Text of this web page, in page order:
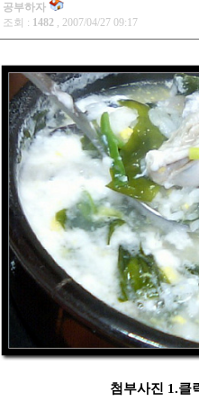
공부하자
조회 : 1482 , 2007/04/27 09:17
첨부사진 1.클